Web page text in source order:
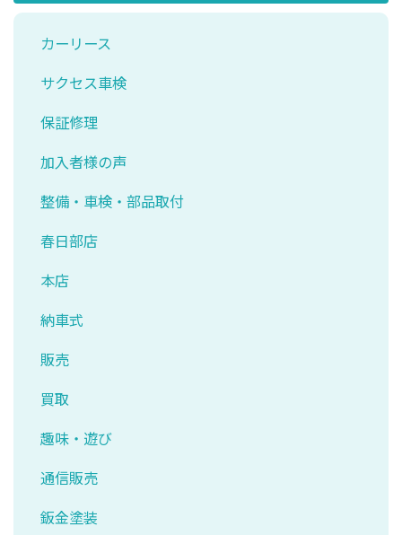
カーリース
サクセス車検
保証修理
加入者様の声
整備・車検・部品取付
春日部店
本店
納車式
販売
買取
趣味・遊び
通信販売
鈑金塗装